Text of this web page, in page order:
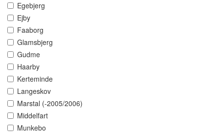
Egebjerg
Ejby
Faaborg
Glamsbjerg
Gudme
Haarby
Kerteminde
Langeskov
Marstal (-2005/2006)
Middelfart
Munkebo